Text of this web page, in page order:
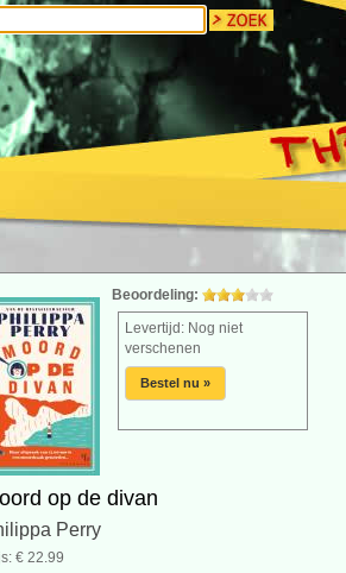
Beoordeling:
Levertijd: Nog niet
verschenen
Bestel nu »
op de divan
Perry
€ 22.99